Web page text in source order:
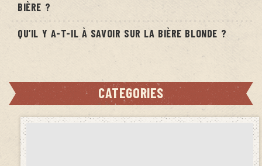
BIÈRE ?
QU’IL Y A-T-IL À SAVOIR SUR LA BIÈRE BLONDE ?
CATEGORIES